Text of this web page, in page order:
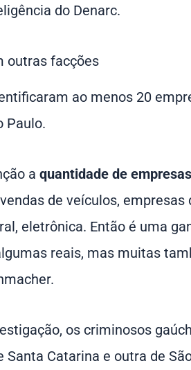
do Denarc.
outras facções
ao menos 20
Paulo.
a quantidade de
de veículos,
eletrônica. Então é uma
reais, mas muitas
os criminosos
Santa Catarina e outra de